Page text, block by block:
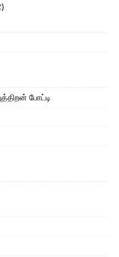
போட்டி